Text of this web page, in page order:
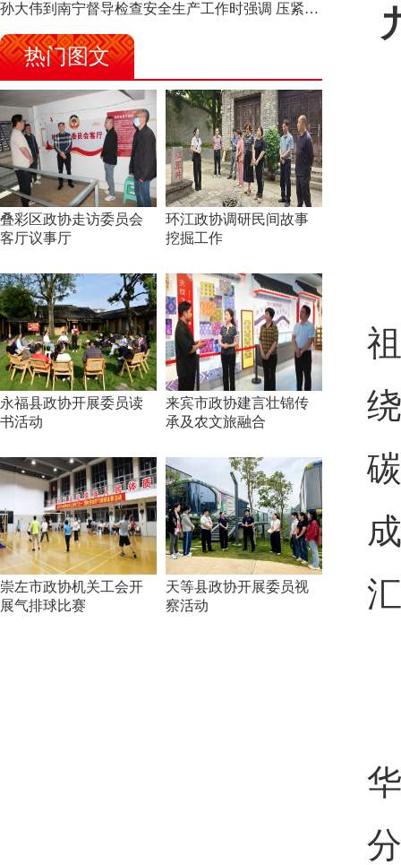
孙大伟到南宁督导检查安全生产工作时强调 压紧压实责任 狠抓隐患整治 坚决筑牢安全生产防线
热门图文
叠彩区政协走访委员会
客厅议事厅
环江政协调研民间故事
挖掘工作
永福县政协开展委员读
书活动
来宾市政协建言壮锦传
承及农文旅融合
崇左市政协机关工会开
展气排球比赛
天等县政协开展委员视
察活动